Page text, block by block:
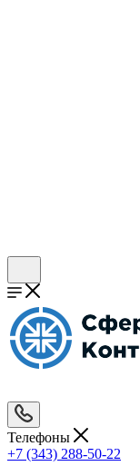
Телефоны
+7 (343) 288-50-22